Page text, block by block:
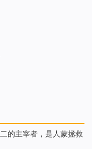
的主宰者，是人蒙拯救